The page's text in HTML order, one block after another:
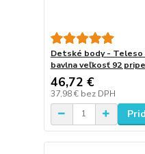
Detské body - Teleso
bavlna veľkosť 92
46,72 €
37,98 € bez DPH